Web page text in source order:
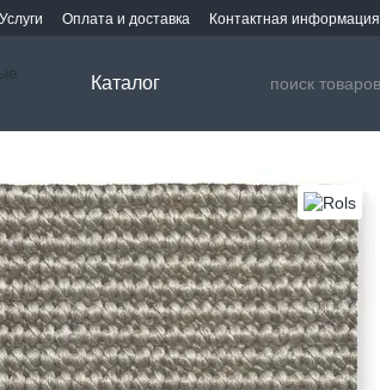
Услуги Оплата и доставка Контактная информация
Каталог